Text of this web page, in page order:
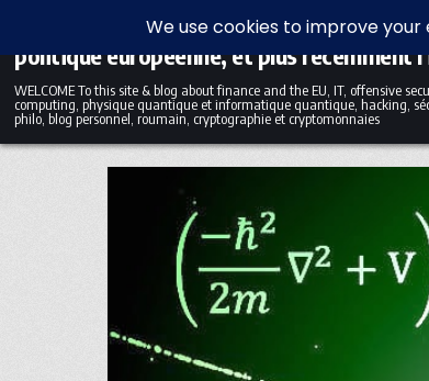
Blog bilingue (FR-EN) sur la finance,
politique européenne, et plus récemment
WELCOME To this site & blog about finance and the EU, IT, offensive
computing, physique quantique et informatique quantique, hacking,
philo, blog personnel, roumain, cryptographie et cryptomonnaies